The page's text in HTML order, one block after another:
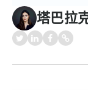
(必
须填
写）
塔巴拉